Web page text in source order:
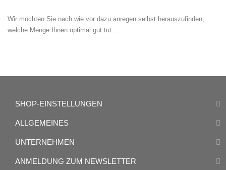
Wir möchten Sie nach wie vor dazu anregen selbst herauszufinden,
welche Menge Ihnen optimal gut tut....
SHOP-EINSTELLUNGEN
ALLGEMEINES
UNTERNEHMEN
ANMELDUNG ZUM NEWSLETTER